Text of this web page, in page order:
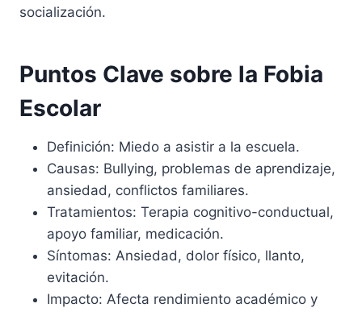
socialización.
Puntos Clave sobre la Fobia
Escolar
Definición: Miedo a asistir a la escuela.
Causas: Bullying, problemas de aprendizaje,
ansiedad, conflictos familiares.
Tratamientos: Terapia cognitivo-conductual,
apoyo familiar, medicación.
Síntomas: Ansiedad, dolor físico, llanto,
evitación.
Impacto: Afecta rendimiento académico y